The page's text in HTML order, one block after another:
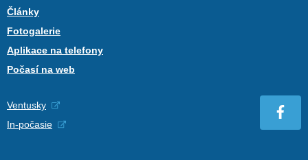
Články
Fotogalerie
Aplikace na telefony
Počasí na web
Ventusky
In-počasie